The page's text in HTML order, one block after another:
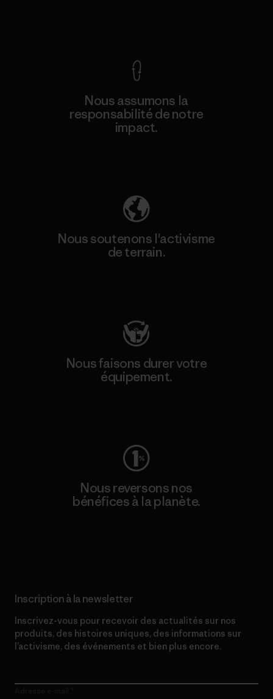
Nous assumons la
responsabilité de notre
impact.
Nous soutenons l'activisme
de terrain.
Nous faisons durer votre
équipement.
Nous reversons nos
bénéfices à la planète.
Inscription à la newsletter
Inscrivez-vous pour recevoir des actualités sur nos
produits, des histoires uniques, des informations sur
l’activisme, des événements et bien plus encore.